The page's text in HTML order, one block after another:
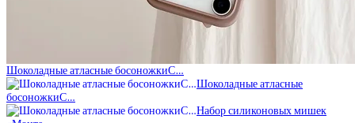
Шоколадные атласные босоножкиС…
Шоколадные атласные
босоножкиС…
Набор силиконовых мишек